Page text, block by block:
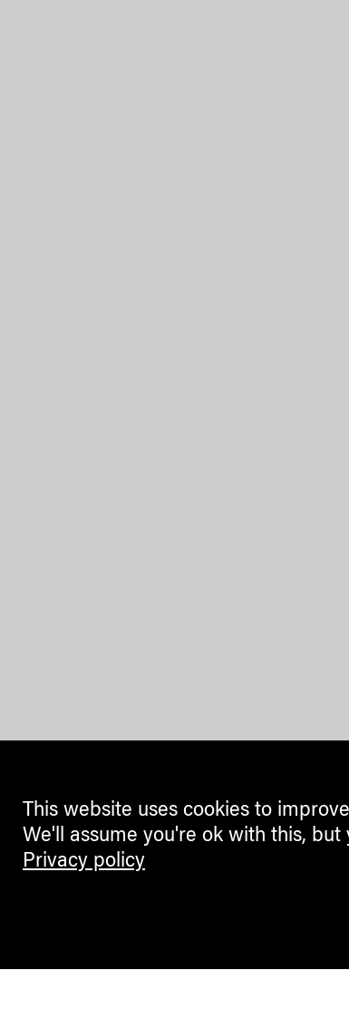
This website uses cookies to
We'll assume you're ok with this,
Privacy policy